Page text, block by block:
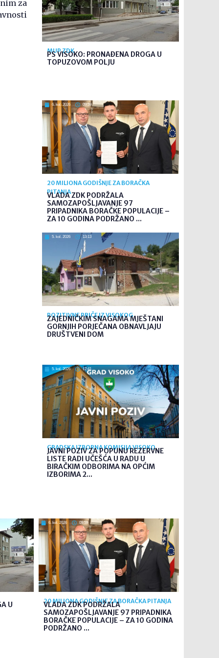
za
MUP ZDK
PS VISOKO: PRONAĐENA DROGA U
TOPUZOVOM POLJU
6. kol. 2026 09:59
20 MILIONA GODIŠNJE ZA BORAČKA
PITANJA
VLADA ZDK PODRŽALA
SAMOZAPOŠLJAVANJE 97
PRIPADNIKA BORAČKE POPULACIJE –
ZA 10 GODINA PODRŽANO ...
5. kol. 2026 13:13
POZITIVNE PRIČE IZ VISOKOG
ZAJEDNIČKIM SNAGAMA MJEŠTANI
GORNJIH PORJEČANA OBNAVLJAJU
DRUŠTVENI DOM
5. kol. 2026 12:41
GRADSKA IZBORNA KOMISIJA VISOKO
JAVNI POZIV ZA POPUNU REZERVNE
LISTE RADI UČEŠĆA U RADU U
BIRAČKIM ODBORIMA NA OPĆIM
IZBORIMA 2...
U
6. kol. 2026 09:59
20 MILIONA GODIŠNJE ZA BORAČKA PITANJA
VLADA ZDK PODRŽALA
SAMOZAPOŠLJAVANJE 97 PRIPADNIKA
BORAČKE POPULACIJE – ZA 10 GODINA
PODRŽANO ...